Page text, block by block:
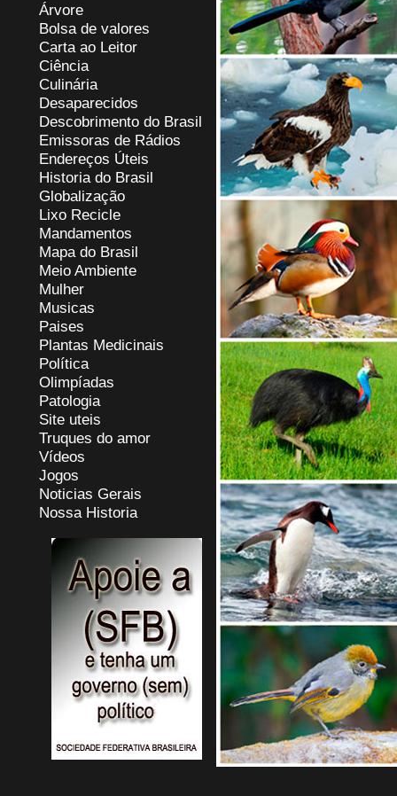
Árvore
Bolsa de valores
Carta ao Leitor
Ciência
Culinária
Desaparecidos
Descobrimento do Brasil
Emissoras de Rádios
Endereços Úteis
Historia do Brasil
Globalização
Lixo Recicle
Mandamentos
Mapa do Brasil
Meio Ambiente
Mulher
Musicas
Paises
Plantas Medicinais
Política
Olimpíadas
Patologia
Site uteis
Truques do amor
Vídeos
Jogos
Noticias Gerais
Nossa Historia